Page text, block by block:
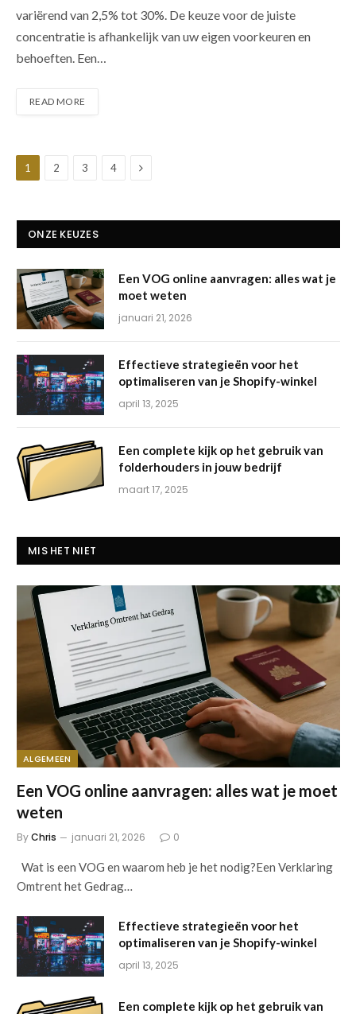
variërend van 2,5% tot 30%. De keuze voor de juiste
concentratie is afhankelijk van uw eigen voorkeuren en
behoeften. Een…
READ MORE
1 2 3 4 Next
ONZE KEUZES
Een VOG online aanvragen: alles wat je
moet weten
januari 21, 2026
Effectieve strategieën voor het
optimaliseren van je Shopify-winkel
april 13, 2025
Een complete kijk op het gebruik van
folderhouders in jouw bedrijf
maart 17, 2025
MIS HET NIET
ALGEMEEN
Een VOG online aanvragen: alles wat je moet
weten
ByChris januari 21, 2026 0
Wat is een VOG en waarom heb je het nodig?Een Verklaring
Omtrent het Gedrag…
Effectieve strategieën voor het
optimaliseren van je Shopify-winkel
april 13, 2025
Een complete kijk op het gebruik van